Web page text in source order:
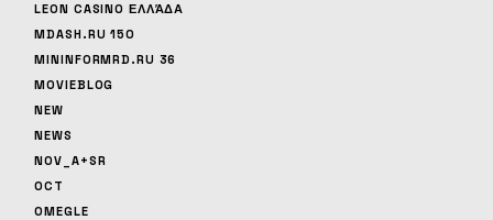
LEON CASINO ΕΛΛΆΔΑ
MDASH.RU 150
MININFORMRD.RU 36
MOVIEBLOG
NEW
NEWS
NOV_A+SR
OCT
OMEGLE